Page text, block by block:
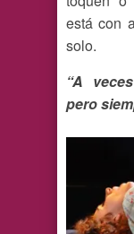
está con
solo.
“A
pero